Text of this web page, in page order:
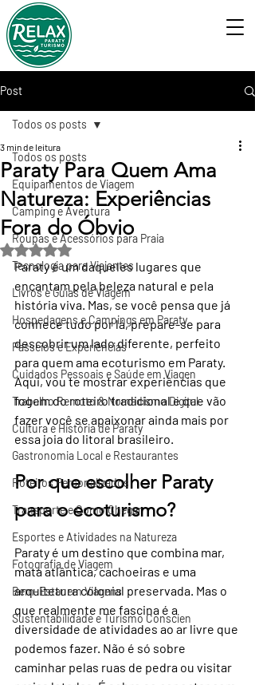
Post
Todos os posts
Equipamentos de Viagem
Camping e Aventura
Roupas e Acessórios para Praia
Tecnologia para Viajantes
Livros e Guias de Viagem
Hospedagens e Campings em Paraty
Passeios e Experiências
Cuidados Pessoais e Saúde em Viagen
Trabalho Remoto & Nomadismo Digital
Cultura e História de Paraty
Gastronomia Local e Restaurantes
Roteiros Personalizados
Transporte e Como Chegar
Esportes e Atividades na Natureza
Fotografia de Viagem
Bem-Estar em Viagens
Sustentabilidade e Turismo Conscien
Todos os posts
Paraty Para Quem Ama
Natureza: Experiências
Fora do Óbvio
3 min de leitura
Avaliado com NaN de 5 estrelas.
Paraty é um daqueles lugares que
encantam pela beleza natural e pela
história viva. Mas, se você pensa que já
conhece tudo por lá, prepare-se para
descobrir um lado diferente, perfeito
para quem ama ecoturismo em Paraty.
Aqui, vou te mostrar experiências que
fogem do roteiro tradicional e que vão
fazer você se apaixonar ainda mais por
essa joia do litoral brasileiro.
Por que escolher Paraty
para o ecoturismo?
Paraty é um destino que combina mar,
mata atlântica, cachoeiras e uma
arquitetura colonial preservada. Mas o
que realmente me fascina é a
diversidade de atividades ao ar livre que
podemos fazer. Não é só sobre
caminhar pelas ruas de pedra ou visitar